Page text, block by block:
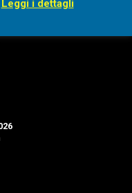
Leggi i dettagli